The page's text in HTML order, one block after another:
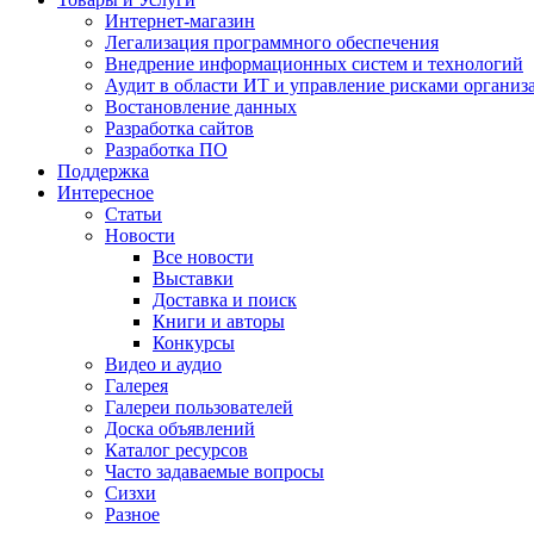
Интернет-магазин
Легализация программного обеспечения
Внедрение информационных систем и технологий
Аудит в области ИТ и управление рисками
Востановление данных
Разработка сайтов
Разработка ПО
Поддержка
Интересное
Статьи
Новости
Все новости
Выставки
Доставка и поиск
Книги и авторы
Конкурсы
Видео и аудио
Галерея
Галереи пользователей
Доска объявлений
Каталог ресурсов
Часто задаваемые вопросы
Сизхи
Разное